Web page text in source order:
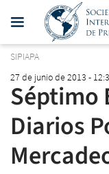
SIPIAPA
27 de junio de 2013 -
Séptimo
Diarios